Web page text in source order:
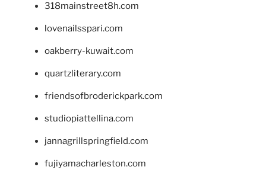
318mainstreet8h.com
lovenailsspari.com
oakberry-kuwait.com
quartzliterary.com
friendsofbroderickpark.com
studiopiattellina.com
jannagrillspringfield.com
fujiyamacharleston.com